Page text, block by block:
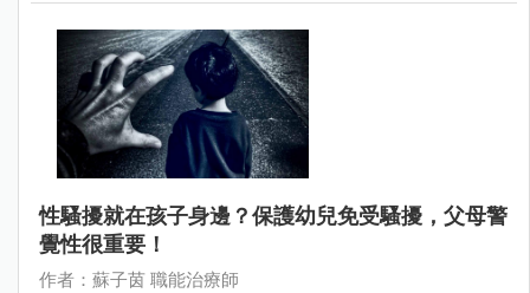
性騷擾就在孩子身邊？保護幼兒免受騷擾，父母警
覺性很重要！
作者：蘇子茵 職能治療師